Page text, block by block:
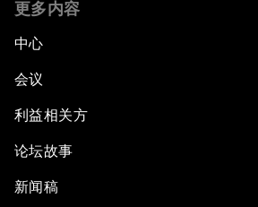
更多内容
中心
会议
利益相关方
论坛故事
新闻稿